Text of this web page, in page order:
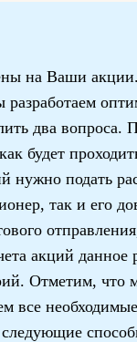
на Ваши акции.
два вопроса.
будет
нужно подать
так и его
акций данное
Отметим, что
все